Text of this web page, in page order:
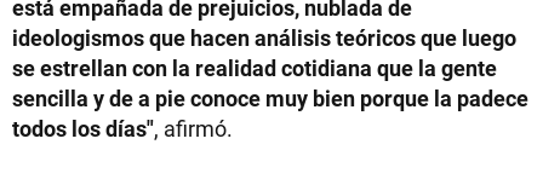
está empañada de prejuicios, nublada de
ideologismos que hacen análisis teóricos que luego
se estrellan con la realidad cotidiana que la gente
sencilla y de a pie conoce muy bien porque la padece
todos los días", afirmó.